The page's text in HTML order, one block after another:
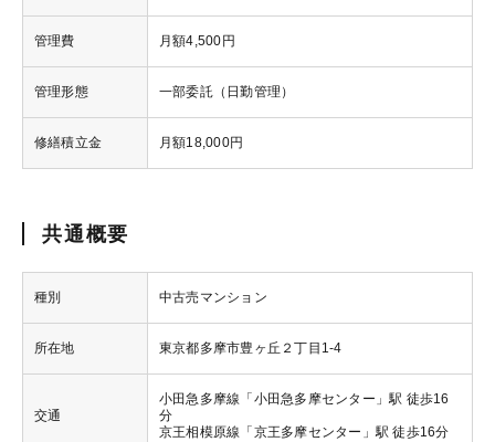
管理費 月額4,500円
管理形態 一部委託（日勤管理）
修繕積立金 月額18,000円
共通概要
種別 中古売マンション
所在地 東京都多摩市豊ヶ丘２丁目1-4
交通
小田急多摩線「小田急多摩センター」駅 徒歩16
分
京王相模原線「京王多摩センター」駅 徒歩16分